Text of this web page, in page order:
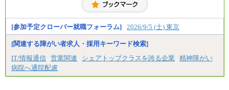
[参加予定クローバー就職フォーラム] 2026/9/5 (土) 東京
[関連する障がい者求人・採用キーワード検索]
IT/情報通信 営業関連 シェアトップクラスを誇る企業
精神障がい
病院へ通院配慮